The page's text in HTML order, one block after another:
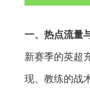
一、热点流量
新赛季的英超
现、教练的战